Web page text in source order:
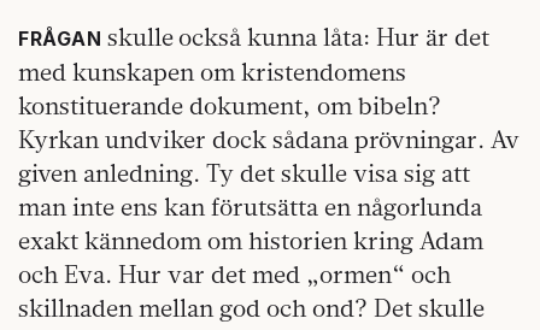
FRÅGAN skulleockså kunna låta: Hur är det
med kunskapen om kristendomens
konstituerande dokument, om bibeln?
Kyrkan undviker dock sådana prövningar. Av
given anledning. Ty det skulle visa sig att
man inte ens kan förutsätta en någorlunda
exakt kännedom om historien kring Adam
och Eva. Hur var det med „ormen“ och
skillnaden mellan god och ond? Det skulle